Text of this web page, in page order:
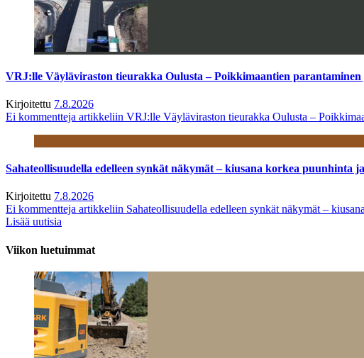
VRJ:lle Väyläviraston tieurakka Oulusta – Poikkimaantien
Kirjoitettu 7.8.2026
Ei kommentteja artikkeliin VRJ:lle Väyläviraston tieurakka Oulusta –
Sahateollisuudella edelleen synkät näkymät – kiusana korkea puunhinta
Kirjoitettu 7.8.2026
Ei kommentteja artikkeliin Sahateollisuudella edelleen synkät näkymät –
Lisää uutisia
Viikon luetuimmat